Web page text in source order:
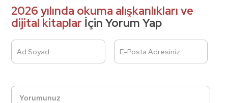
2026 yılında okuma alışkanlıkları ve
dijital kitaplar İçin Yorum Yap
Ad Soyad E-Posta Adresiniz